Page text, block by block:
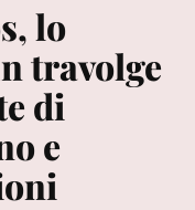
lo
travolge
di
e